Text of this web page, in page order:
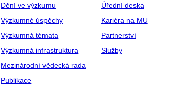
Dění ve výzkumu
Výzkumné úspěchy
Výzkumná témata
Výzkumná infrastruktura
Mezinárodní vědecká rada
Publikace
Úřední deska
Kariéra na MU
Partnerství
Služby